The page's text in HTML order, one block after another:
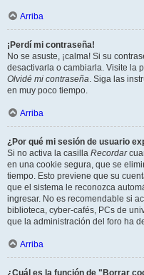
Arriba
¡Perdí mi contraseña!
No se asuste, ¡calma! Si su
desactivarla o cambiarla. Visite la
Olvidé mi contraseña. Siga las
en muy poco tiempo.
Arriba
¿Por qué mi sesión de usuario
Si no activa la casilla Recordar
en una cookie segura, que se
tiempo. Esto previene que su
que el sistema le reconozca
ingresar. No es recomendable si
biblioteca, cyber-cafés, PCs de
que la administración del foro ha
Arriba
¿Cuál es la función de "Borrar